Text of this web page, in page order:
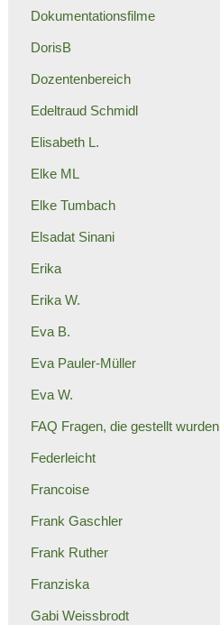
Dokumentationsfilme
DorisB
Dozentenbereich
Edeltraud Schmidl
Elisabeth L.
Elke ML
Elke Tumbach
Elsadat Sinani
Erika
Erika W.
Eva B.
Eva Pauler-Müller
Eva W.
FAQ Fragen, die gestellt wurden
Federleicht
Francoise
Frank Gaschler
Frank Ruther
Franziska
Gabi Weissbrodt